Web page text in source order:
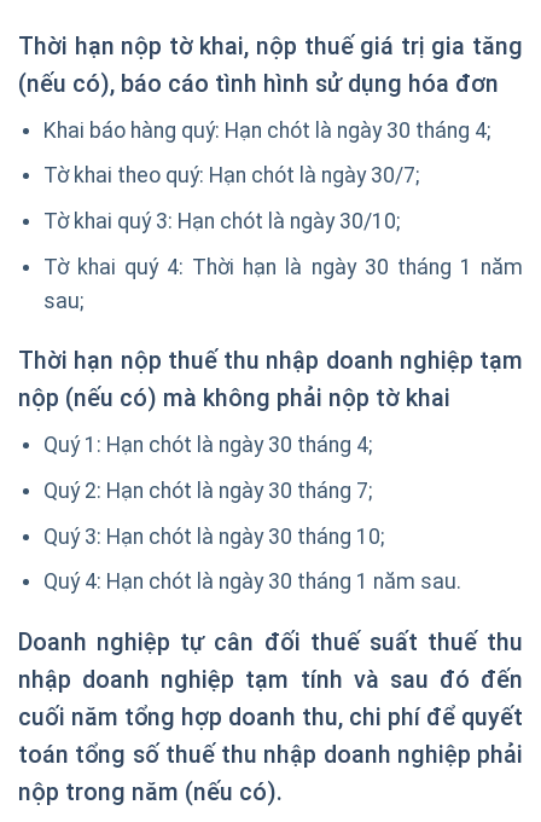
Thời hạn nộp tờ khai, nộp thuế giá trị gia tăng
(nếu có), báo cáo tình hình sử dụng hóa đơn
Khai báo hàng quý: Hạn chót là ngày 30 tháng 4;
Tờ khai theo quý: Hạn chót là ngày 30/7;
Tờ khai quý 3: Hạn chót là ngày 30/10;
Tờ khai quý 4: Thời hạn là ngày 30 tháng 1 năm
sau;
Thời hạn nộp thuế thu nhập doanh nghiệp tạm
nộp (nếu có) mà không phải nộp tờ khai
Quý 1: Hạn chót là ngày 30 tháng 4;
Quý 2: Hạn chót là ngày 30 tháng 7;
Quý 3: Hạn chót là ngày 30 tháng 10;
Quý 4: Hạn chót là ngày 30 tháng 1 năm sau.
Doanh nghiệp tự cân đối thuế suất thuế thu
nhập doanh nghiệp tạm tính và sau đó đến
cuối năm tổng hợp doanh thu, chi phí để quyết
toán tổng số thuế thu nhập doanh nghiệp phải
nộp trong năm (nếu có).